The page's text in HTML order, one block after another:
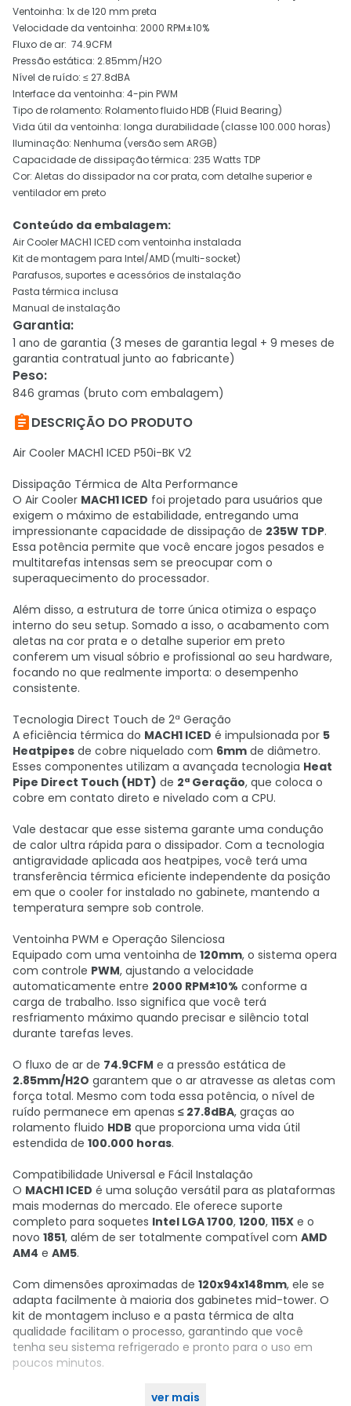
Ventoinha: 1x de 120 mm preta
Velocidade da ventoinha: 2000 RPM±10%
Fluxo de ar: 74.9CFM
Pressão estática: 2.85mm/H2O
Nível de ruído: ≤ 27.8dBA
Interface da ventoinha: 4-pin PWM
Tipo de rolamento: Rolamento fluido HDB (Fluid Bearing)
Vida útil da ventoinha: longa durabilidade (classe 100.000 horas)
Iluminação: Nenhuma (versão sem ARGB)
Capacidade de dissipação térmica: 235 Watts TDP
Cor: Aletas do dissipador na cor prata, com detalhe superior e
ventilador em preto
Conteúdo da embalagem:
Air Cooler MACH1 ICED com ventoinha instalada
Kit de montagem para Intel/AMD (multi-socket)
Parafusos, suportes e acessórios de instalação
Pasta térmica inclusa
Manual de instalação
Garantia:
1 ano de garantia (3 meses de garantia legal + 9 meses de
garantia contratual junto ao fabricante)
Peso:
846 gramas (bruto com embalagem)
DESCRIÇÃO DO PRODUTO
Air Cooler MACH1 ICED P50i-BK V2
Dissipação Térmica de Alta Performance
O Air Cooler MACH1 ICED foi projetado para usuários que
exigem o máximo de estabilidade, entregando uma
impressionante capacidade de dissipação de 235W TDP.
Essa potência permite que você encare jogos pesados e
multitarefas intensas sem se preocupar com o
superaquecimento do processador.
Além disso, a estrutura de torre única otimiza o espaço
interno do seu setup. Somado a isso, o acabamento com
aletas na cor prata e o detalhe superior em preto
conferem um visual sóbrio e profissional ao seu hardware,
focando no que realmente importa: o desempenho
consistente.
Tecnologia Direct Touch de 2ª Geração
A eficiência térmica do MACH1 ICED é impulsionada por 5
Heatpipes de cobre niquelado com 6mm de diâmetro.
Esses componentes utilizam a avançada tecnologia Heat
Pipe Direct Touch (HDT) de 2ª Geração, que coloca o
cobre em contato direto e nivelado com a CPU.
Vale destacar que esse sistema garante uma condução
de calor ultra rápida para o dissipador. Com a tecnologia
antigravidade aplicada aos heatpipes, você terá uma
transferência térmica eficiente independente da posição
em que o cooler for instalado no gabinete, mantendo a
temperatura sempre sob controle.
Ventoinha PWM e Operação Silenciosa
Equipado com uma ventoinha de 120mm, o sistema opera
com controle PWM, ajustando a velocidade
automaticamente entre 2000 RPM±10% conforme a
carga de trabalho. Isso significa que você terá
resfriamento máximo quando precisar e silêncio total
durante tarefas leves.
O fluxo de ar de 74.9CFM e a pressão estática de
2.85mm/H2O garantem que o ar atravesse as aletas com
força total. Mesmo com toda essa potência, o nível de
ruído permanece em apenas ≤ 27.8dBA, graças ao
rolamento fluido HDB que proporciona uma vida útil
estendida de 100.000 horas.
Compatibilidade Universal e Fácil Instalação
O MACH1 ICED é uma solução versátil para as plataformas
mais modernas do mercado. Ele oferece suporte
completo para soquetes Intel LGA 1700, 1200, 115X e o
novo 1851, além de ser totalmente compatível com AMD
AM4 e AM5.
Com dimensões aproximadas de 120x94x148mm, ele se
adapta facilmente à maioria dos gabinetes mid-tower. O
kit de montagem incluso e a pasta térmica de alta
qualidade facilitam o processo, garantindo que você
tenha seu sistema refrigerado e pronto para o uso em
poucos minutos.
ver mais